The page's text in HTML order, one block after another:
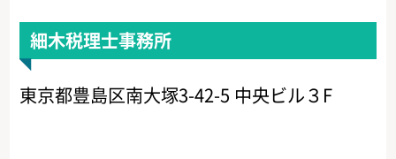
細木税理士事務所
東京都豊島区南大塚3-42-5 中央ビル３F